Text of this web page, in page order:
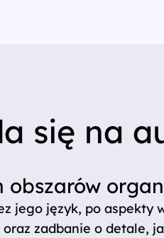
się na
obszarów
jego język, po aspekty
zadbanie o detale,